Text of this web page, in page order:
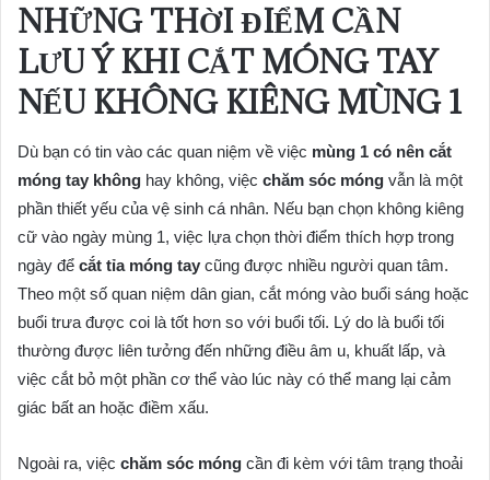
NHỮNG THỜI ĐIỂM CẦN
LƯU Ý KHI CẮT MÓNG TAY
NẾU KHÔNG KIÊNG MÙNG 1
Dù bạn có tin vào các quan niệm về việc mùng 1 có nên cắt
móng tay không hay không, việc chăm sóc móng vẫn là một
phần thiết yếu của vệ sinh cá nhân. Nếu bạn chọn không kiêng
cữ vào ngày mùng 1, việc lựa chọn thời điểm thích hợp trong
ngày để cắt tỉa móng tay cũng được nhiều người quan tâm.
Theo một số quan niệm dân gian, cắt móng vào buổi sáng hoặc
buổi trưa được coi là tốt hơn so với buổi tối. Lý do là buổi tối
thường được liên tưởng đến những điều âm u, khuất lấp, và
việc cắt bỏ một phần cơ thể vào lúc này có thể mang lại cảm
giác bất an hoặc điềm xấu.
Ngoài ra, việc chăm sóc móng cần đi kèm với tâm trạng thoải